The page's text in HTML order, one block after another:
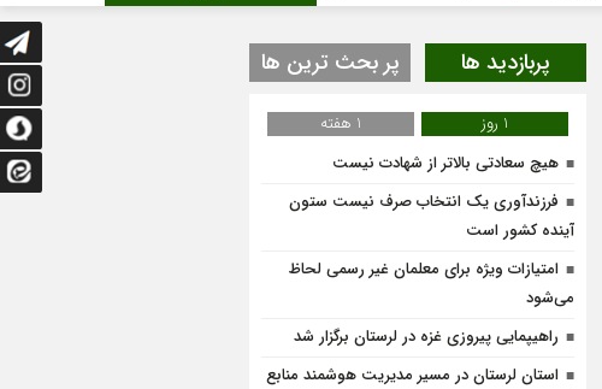
پربازدید ها پر بحث ترین ها
1 روز
1 هفته
هیچ سعادتی بالاتر از شهادت نیست
فرزندآوری یک انتخاب صرف نیست ستون
آینده کشور است
امتیازات ویژه برای معلمان غیر رسمی لحاظ
می‌شود
راهیپمایی پیروزی غزه در لرستان برگزار شد
استان لرستان در مسیر مدیریت هوشمند منابع